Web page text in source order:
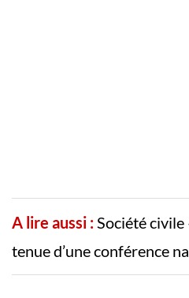
A lire aussi :Société civile
tenue d’une conférence